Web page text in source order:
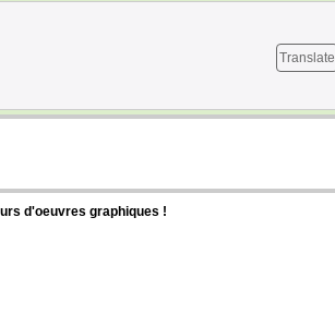
Translate
d'oeuvres graphiques !